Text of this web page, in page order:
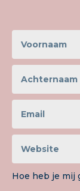
Hoe heb je mij